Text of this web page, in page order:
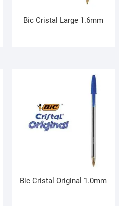
Bic Cristal Large 1.6mm
Bic Cristal Original 1.0mm